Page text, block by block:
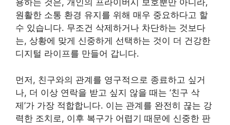
용하는 것은, 개인의 프라이버시 보호뿐만 아니라,
원활한 소통 환경 유지를 위해 매우 중요하다고 할
수 있습니다. 무조건 삭제하거나 차단하는 것보다
는, 상황에 맞게 신중하게 선택하는 것이 더 건강한
디지털 라이프를 만들어 갑니다.
먼저, 친구와의 관계를 영구적으로 종료하고 싶거
나, 더 이상 연락을 받고 싶지 않을 때는 ‘친구 삭
제’가 가장 적합합니다. 이는 관계를 완전히 끊는 강
력한 조치로, 이후 복구가 어렵기 때문에 신중한 판